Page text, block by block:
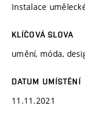
Instalace
KLÍČOVÁ SLOVA
umění, móda,
DATUM UMÍSTĚNÍ
11.11.2021